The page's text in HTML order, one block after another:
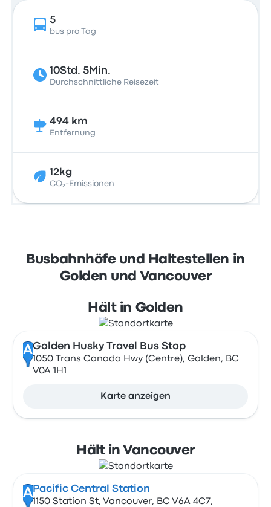
5
bus pro Tag
10Std. 5Min.
Durchschnittliche Reisezeit
494 km
Entfernung
12kg
CO₂-Emissionen
Busbahnhöfe und Haltestellen in
Golden und Vancouver
Hält in Golden
AGolden Husky Travel Bus Stop
1050 Trans Canada Hwy (Centre), Golden, BC
V0A 1H1
Karte anzeigen
Hält in Vancouver
A Pacific Central Station
1150 Station St, Vancouver, BC V6A 4C7,